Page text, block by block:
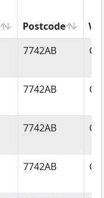
Postcode
Postcode
7742AB
7742AB
7742AB
7742AB